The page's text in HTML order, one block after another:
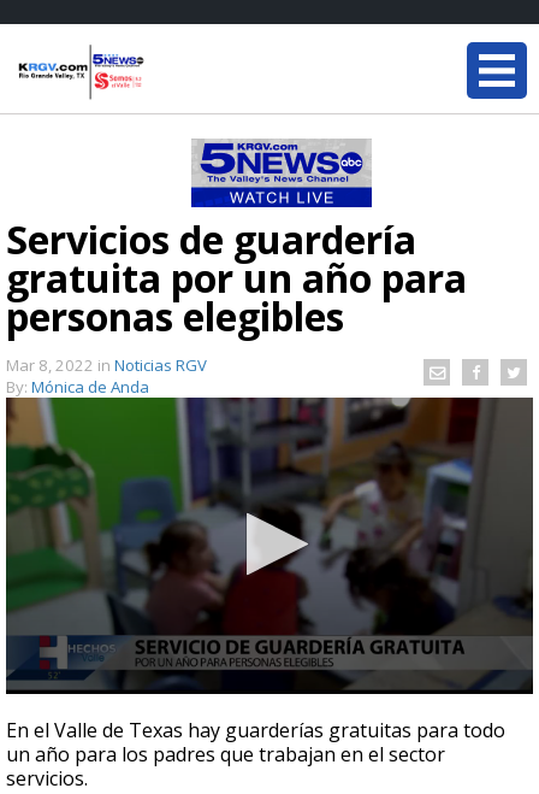
Servicios de guardería
gratuita por un año para
personas elegibles
Mar 8, 2022 in Noticias RGV
By: Mónica de Anda
seconds
of
1
minute,
En el Valle de Texas hay guarderías gratuitas para todo
un año para los padres que trabajan en el sector
servicios.